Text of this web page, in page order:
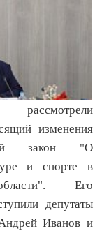
рассмотрели
изменения
закон "О
и спорте в
Его
депутаты
Иванов и